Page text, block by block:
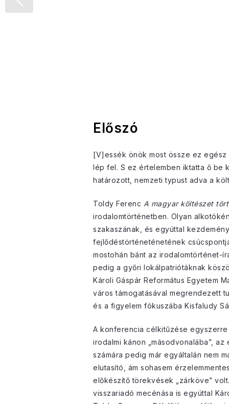
Előszó
[V]essék önök most össze ez egész
lép fel. S ez értelemben iktatta ő be
határozott, nemzeti typust adva a
Toldy Ferenc A magyar költészet
irodalomtörténetben. Olyan
szakaszának, és egyúttal
fejlődéstörténeténetének
mostohán bánt az irodalomtörténet-
pedig a győri lokálpatriótáknak
Károli Gáspár Református Egyetem
város támogatásával megrendezett
és a figyelem fókuszába Kisfaludy
A konferencia célkitűzése
irodalmi kánon „másodvonalába”,
számára pedig már egyáltalán nem
elutasító, ám sohasem
előkészítő törekvések „zárköve”
visszariadó mecénása is egyúttal